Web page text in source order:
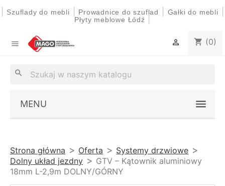
Szuflady do mebli Prowadnice do szuflad Gałki do mebli
Płyty meblowe Łódź
 shopping_cart (0)

search
MENU
Strona główna Oferta
Systemy drzwiowe
Dolny układ jezdny
GTV – Kątownik aluminiowy
18mm L-2,9m DOLNY/GÓRNY